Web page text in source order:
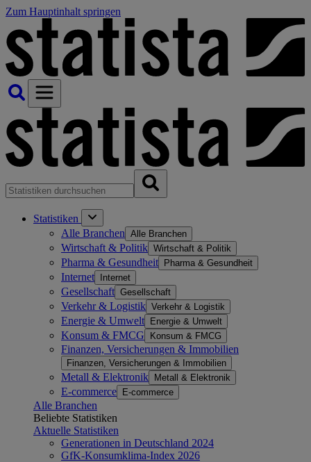
Zum Hauptinhalt springen
Statistiken
Alle Branchen Alle Branchen
Wirtschaft & Politik Wirtschaft & Politik
Pharma & Gesundheit Pharma & Gesundheit
Internet Internet
Gesellschaft Gesellschaft
Verkehr & Logistik Verkehr & Logistik
Energie & Umwelt Energie & Umwelt
Konsum & FMCG Konsum & FMCG
Finanzen, Versicherungen & Immobilien
Finanzen, Versicherungen & Immobilien
Metall & Elektronik Metall & Elektronik
E-commerce E-commerce
Alle Branchen
Beliebte Statistiken
Aktuelle Statistiken
Generationen in Deutschland 2024
GfK-Konsumklima-Index 2026